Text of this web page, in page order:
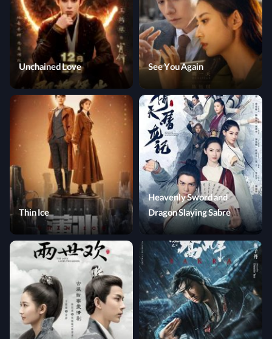
See You Again
Unchained Love
Heavenly Sword and
Dragon Slaying Sabre
Thin Ice